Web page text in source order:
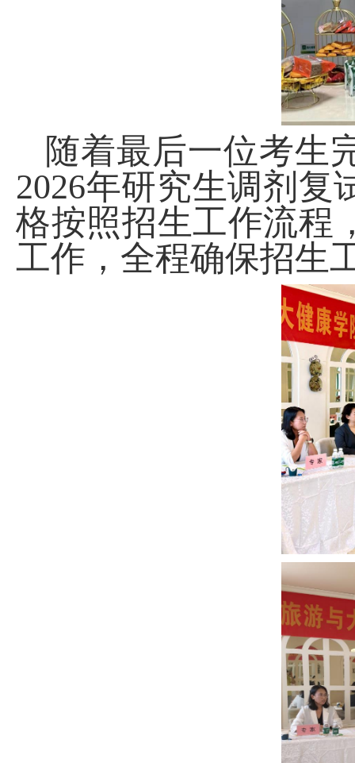
随着最后一位考生
2026年研究生调剂复
格按照招生工作流程
工作，全程确保招生